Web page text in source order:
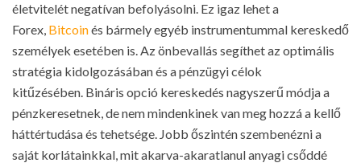
életvitelét negatívan befolyásolni. Ez igaz lehet a
Forex, Bitcoinés bármely egyéb instrumentummal kereskedő
személyek esetében is. Az önbevallás segíthet az optimális
stratégia kidolgozásában és a pénzügyi célok
kitűzésében. Bináris opció kereskedés nagyszerű módja a
pénzkeresetnek, de nem mindenkinek van meg hozzá a kellő
háttértudása és tehetsége. Jobb őszintén szembenézni a
saját korlátainkkal, mit akarva-akaratlanul anyagi csőddé